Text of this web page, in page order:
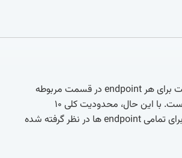
محدودیت درخواست برای هر endpoint در قسمت مربوطه
نمایش داده شده است. با این حال، محدودیت کلی ۱۰
درخواست در ثانیه برای تمامی endpoint‌ ها در نظر گرفته شده